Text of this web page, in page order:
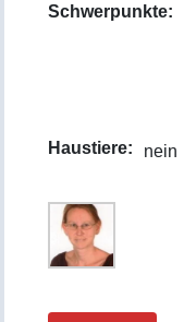
Schwerpunkte:
Haustiere:
nein